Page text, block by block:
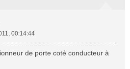
00:14:44
de porte coté conducteur à